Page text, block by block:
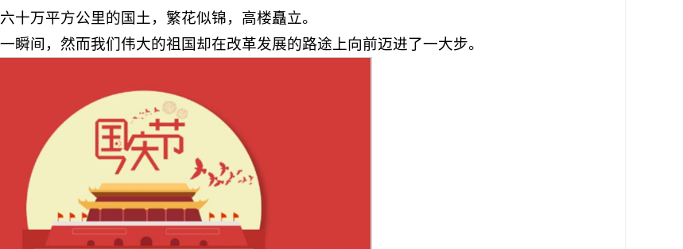
十万平方公里的国土，繁花似锦，高楼矗立。
瞬间，然而我们伟大的祖国却在改革发展的路途上向前迈进了一大步。